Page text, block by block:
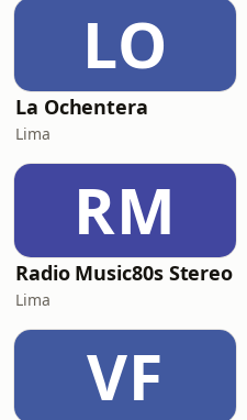
LO
La Ochentera
Lima
RM
Radio Music80s Stereo
Lima
VF